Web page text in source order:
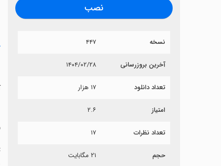
نصب
نسخه ۴۴۷
آخرین بروزرسانی ۱۴۰۴/۰۲/۲۸
تعداد دانلود ۱۷ هزار
امتیاز ۲.۶
تعداد نظرات ۱۷
حجم ۲۱ مگابایت